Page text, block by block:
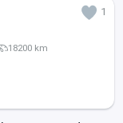
1
18200 km